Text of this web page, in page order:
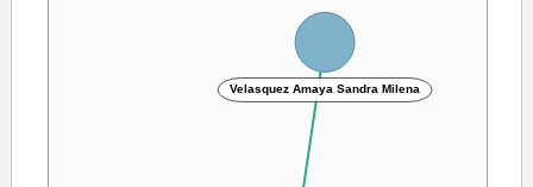
Velasquez Amaya Sandra Milena